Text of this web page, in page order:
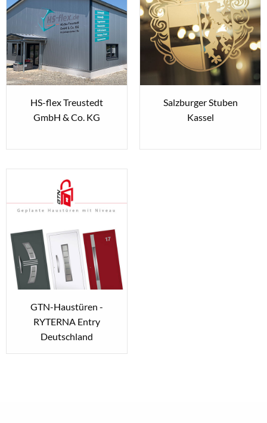
HS-flex Treustedt
GmbH & Co. KG
Salzburger Stuben
Kassel
GTN-Haustüren -
RYTERNA Entry
Deutschland